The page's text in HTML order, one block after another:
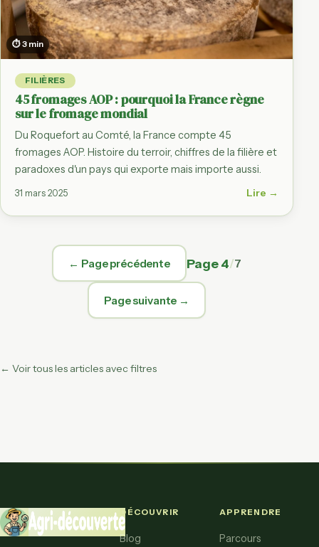
⏱ 3 min
FILIÈRES
45 fromages AOP : pourquoi la France règne
sur le fromage mondial
Du Roquefort au Comté, la France compte 45
fromages AOP. Histoire du terroir, chiffres de la filière et
paradoxes d'un pays qui exporte mais importe aussi.
31 mars 2025 Lire →
← Page précédente Page 4/7
Page suivante →
← Voir tous les articles avec filtres
DÉCOUVRIR
Blog
APPRENDRE
Parcours